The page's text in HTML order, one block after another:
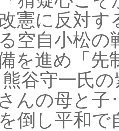
憲に反対
空自小松
備を進め「
谷守一氏
んの母と子
倒し平和